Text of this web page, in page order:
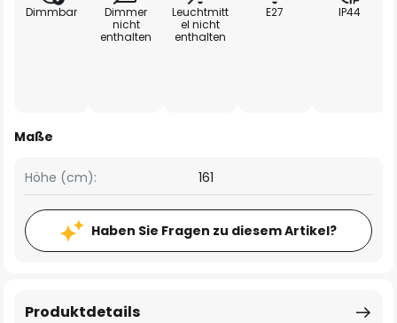
Dimmbar
Dimmer
nicht
enthalten
Leuchtmitt
el nicht
enthalten
E27
IP44
Maße
Höhe (cm): 161
Haben Sie Fragen zu diesem Artikel?
Produktdetails